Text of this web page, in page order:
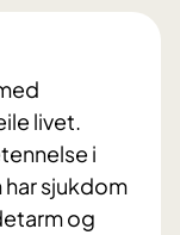
livet.
i
sjukdom
og